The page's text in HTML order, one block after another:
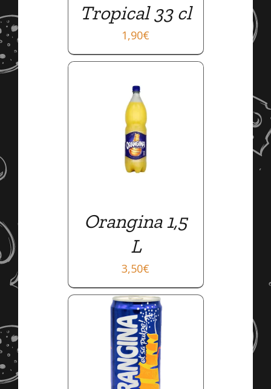
Tropical 33 cl
1,90€
Orangina 1,5
L
3,50€